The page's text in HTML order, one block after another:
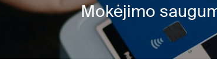
Mokėjimo